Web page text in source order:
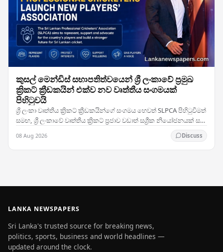
කුසල් මෙන්ඩිස් සභාපතිත්වයෙන් ශ්‍රී ලංකාවේ ප්‍රමුඛ
ක්‍රිකට් ක්‍රීඩකයින් එක්ව නව වෘත්තීය සංගමයක්
පිහිටුවයි
ශ්‍රී ලංකා වෘත්තීය ක්‍රිකට් ක්‍රීඩකයින්ගේ සංගමය හෙවත් SLPCA පිහිටුවීමත්
සමඟ, ශ්‍රී ලංකාවේ වෘත්තීය ක්‍රිකට් ප්‍රජාව වඩාත් සශ්‍රීක නියෝජනයක් සහ
08 Aug 2026 Discuss
LANKA NEWSPAPERS
Sri Lanka's trusted source for breaking news,
politics, sports, business and world headlines —
updated around the clock.